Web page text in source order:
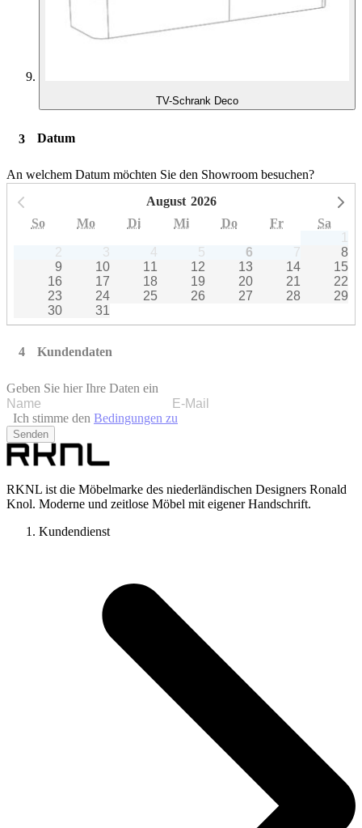
TV-Schrank Deco
Datum
An welchem ​​Datum möchten Sie den Showroom besuchen?
August 2026
So Mo Di Mi Do Fr
Sa
1
2
3 4 5 6 7
8
9
10 11 12 13 14
15
16
17 18 19 20 21
22
23
24 25 26 27 28
29
30
31
Kundendaten
Geben Sie hier Ihre Daten ein
Ich stimme den Bedingungen zu
Senden
RKNL ist die Möbelmarke des niederländischen Designers Ronald
Knol. Moderne und zeitlose Möbel mit eigener Handschrift.
Kundendienst